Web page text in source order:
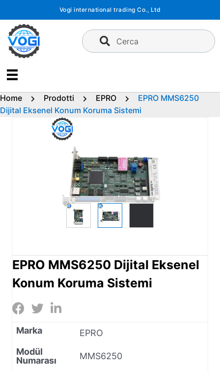
contenuto
Vogi international trading Co., Ltd
Cerca
Home Prodotti EPRO
EPRO MMS6250
Dijital Eksenel Konum Koruma Sistemi
EPRO MMS6250 Dijital Eksenel
Konum Koruma Sistemi
Marka
EPRO
Modül
Numarası
MMS6250